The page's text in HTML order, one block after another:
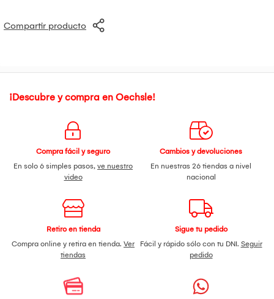
Compartir producto
¡Descubre y compra en Oechsle!
Compra fácil y seguro
En solo 6 simples pasos, ve nuestro
video
Cambios y devoluciones
En nuestras 26 tiendas a nivel
nacional
Retiro en tienda
Compra online y retira en tienda. Ver
tiendas
Sigue tu pedido
Fácil y rápido sólo con tu DNI. Seguir
pedido